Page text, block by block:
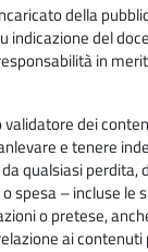
della
indicazione del
in
dei
e tenere
qualsiasi perdita,
spesa – incluse le
o pretese,
ai contenuti